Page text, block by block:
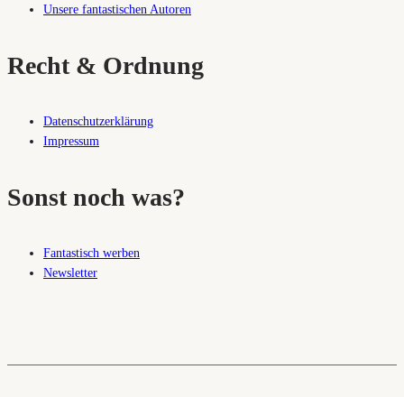
Unsere fantastischen Autoren
Recht & Ordnung
Datenschutzerklärung
Impressum
Sonst noch was?
Fantastisch werben
Newsletter